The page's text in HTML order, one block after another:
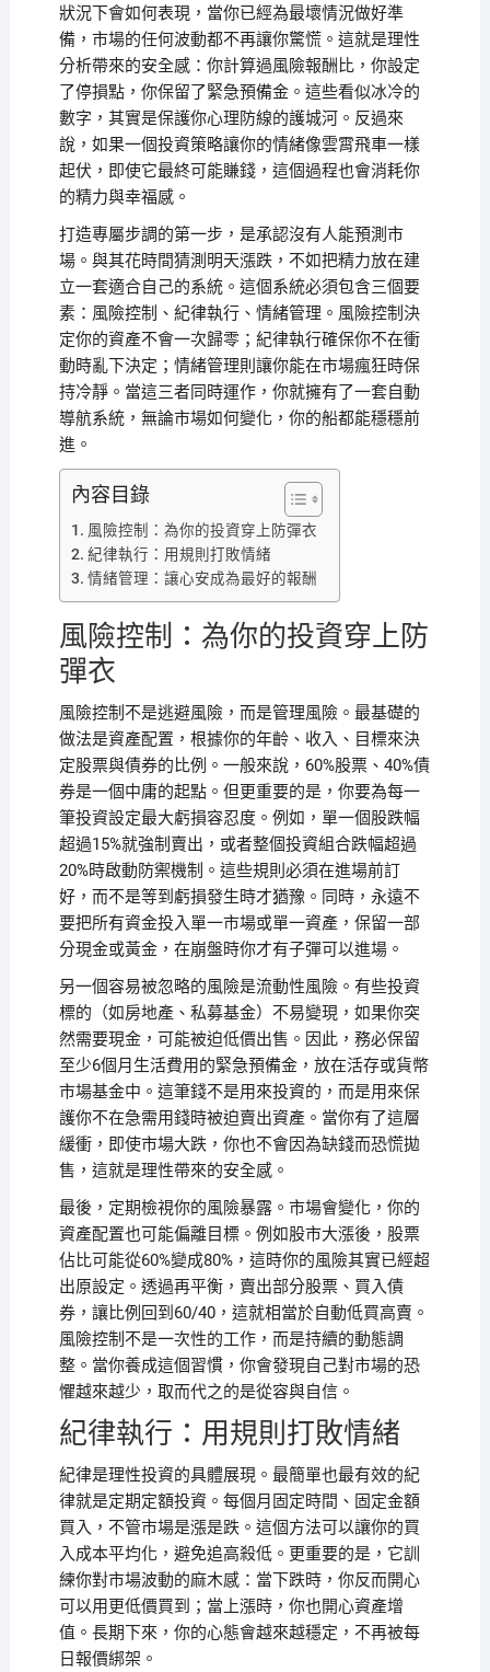
狀況下會如何表現，當你已經為最壞情況做好準
備，市場的任何波動都不再讓你驚慌。這就是理性
分析帶來的安全感：你計算過風險報酬比，你設定
了停損點，你保留了緊急預備金。這些看似冰冷的
數字，其實是保護你心理防線的護城河。反過來
說，如果一個投資策略讓你的情緒像雲霄飛車一樣
起伏，即使它最終可能賺錢，這個過程也會消耗你
的精力與幸福感。
打造專屬步調的第一步，是承認沒有人能預測市
場。與其花時間猜測明天漲跌，不如把精力放在建
立一套適合自己的系統。這個系統必須包含三個要
素：風險控制、紀律執行、情緒管理。風險控制決
定你的資產不會一次歸零；紀律執行確保你不在衝
動時亂下決定；情緒管理則讓你能在市場瘋狂時保
持冷靜。當這三者同時運作，你就擁有了一套自動
導航系統，無論市場如何變化，你的船都能穩穩前
進。
內容目錄
風險控制：為你的投資穿上防彈衣
紀律執行：用規則打敗情緒
情緒管理：讓心安成為最好的報酬
風險控制：為你的投資穿上防
彈衣
風險控制不是逃避風險，而是管理風險。最基礎的
做法是資產配置，根據你的年齡、收入、目標來決
定股票與債券的比例。一般來說，60%股票、40%債
券是一個中庸的起點。但更重要的是，你要為每一
筆投資設定最大虧損容忍度。例如，單一個股跌幅
超過15%就強制賣出，或者整個投資組合跌幅超過
20%時啟動防禦機制。這些規則必須在進場前訂
好，而不是等到虧損發生時才猶豫。同時，永遠不
要把所有資金投入單一市場或單一資產，保留一部
分現金或黃金，在崩盤時你才有子彈可以進場。
另一個容易被忽略的風險是流動性風險。有些投資
標的（如房地產、私募基金）不易變現，如果你突
然需要現金，可能被迫低價出售。因此，務必保留
至少6個月生活費用的緊急預備金，放在活存或貨幣
市場基金中。這筆錢不是用來投資的，而是用來保
護你不在急需用錢時被迫賣出資產。當你有了這層
緩衝，即使市場大跌，你也不會因為缺錢而恐慌拋
售，這就是理性帶來的安全感。
最後，定期檢視你的風險暴露。市場會變化，你的
資產配置也可能偏離目標。例如股市大漲後，股票
佔比可能從60%變成80%，這時你的風險其實已經超
出原設定。透過再平衡，賣出部分股票、買入債
券，讓比例回到60/40，這就相當於自動低買高賣。
風險控制不是一次性的工作，而是持續的動態調
整。當你養成這個習慣，你會發現自己對市場的恐
懼越來越少，取而代之的是從容與自信。
紀律執行：用規則打敗情緒
紀律是理性投資的具體展現。最簡單也最有效的紀
律就是定期定額投資。每個月固定時間、固定金額
買入，不管市場是漲是跌。這個方法可以讓你的買
入成本平均化，避免追高殺低。更重要的是，它訓
練你對市場波動的麻木感：當下跌時，你反而開心
可以用更低價買到；當上漲時，你也開心資產增
值。長期下來，你的心態會越來越穩定，不再被每
日報價綁架。